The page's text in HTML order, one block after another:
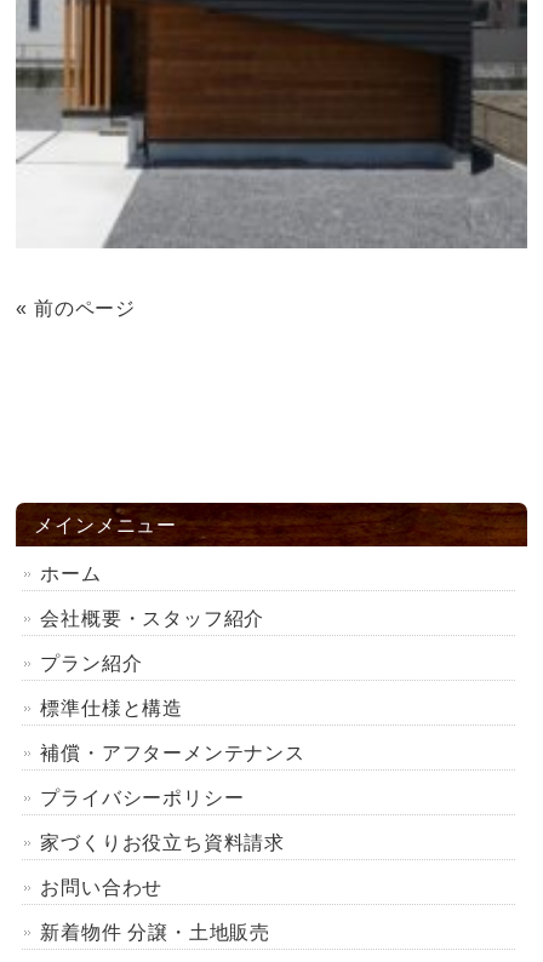
« 前のページ
メインメニュー
ホーム
会社概要・スタッフ紹介
プラン紹介
標準仕様と構造
補償・アフターメンテナンス
プライバシーポリシー
家づくりお役立ち資料請求
お問い合わせ
新着物件 分譲・土地販売